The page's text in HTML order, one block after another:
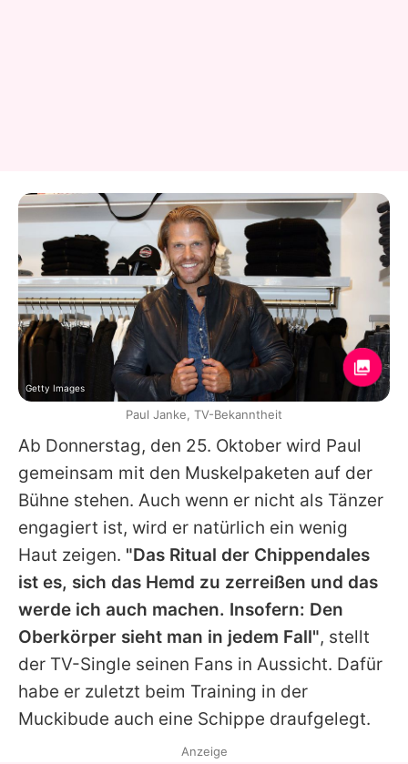
Ab Donnerstag, den 25. Oktober wird Paul
gemeinsam mit den Muskelpaketen auf der
Bühne stehen. Auch wenn er nicht als Tänzer
engagiert ist, wird er natürlich ein wenig
Haut zeigen. "Das Ritual der Chippendales
ist es, sich das Hemd zu zerreißen und das
werde ich auch machen. Insofern: Den
Oberkörper sieht man in jedem Fall", stellt
der TV-Single seinen Fans in Aussicht. Dafür
habe er zuletzt beim Training in der
Muckibude auch eine Schippe draufgelegt.
Getty Images
Paul Janke, TV-Bekanntheit
Anzeige